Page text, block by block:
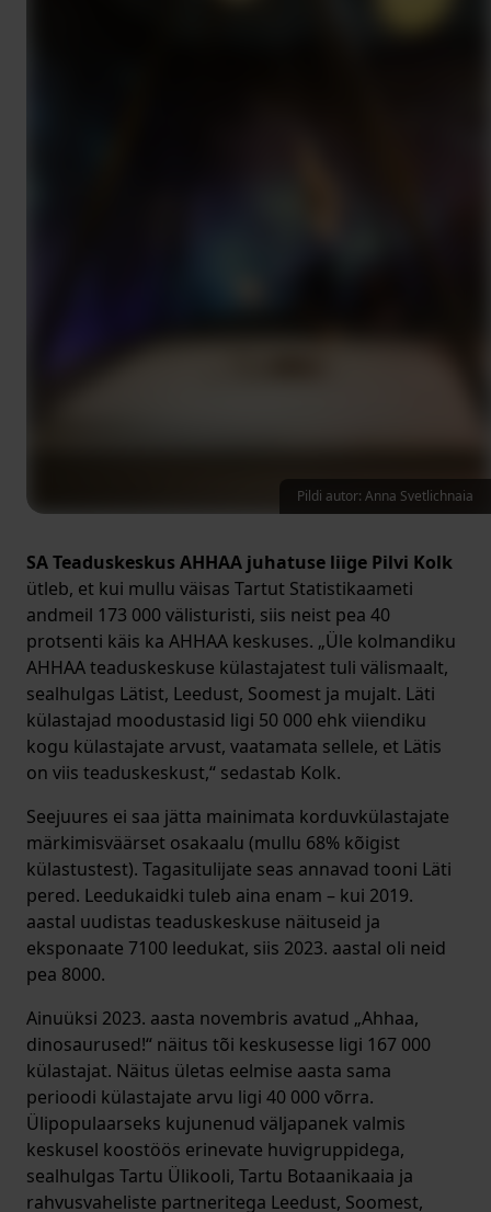
SA Teaduskeskus AHHAA juhatuse liige Pilvi Kolk
ütleb, et kui mullu väisas Tartut Statistikaameti
andmeil 173 000 välisturisti, siis neist pea 40
protsenti käis ka AHHAA keskuses. „Üle kolmandiku
AHHAA teaduskeskuse külastajatest tuli välismaalt,
sealhulgas Lätist, Leedust, Soomest ja mujalt. Läti
külastajad moodustasid ligi 50 000 ehk viiendiku
kogu külastajate arvust, vaatamata sellele, et Lätis
on viis teaduskeskust,“ sedastab Kolk.
Seejuures ei saa jätta mainimata korduvkülastajate
märkimisväärset osakaalu (mullu 68% kõigist
külastustest). Tagasitulijate seas annavad tooni Läti
pered. Leedukaidki tuleb aina enam – kui 2019.
aastal uudistas teaduskeskuse näituseid ja
eksponaate 7100 leedukat, siis 2023. aastal oli neid
pea 8000.
Ainuüksi 2023. aasta novembris avatud „Ahhaa,
dinosaurused!“ näitus tõi keskusesse ligi 167 000
külastajat. Näitus ületas eelmise aasta sama
perioodi külastajate arvu ligi 40 000 võrra.
Ülipopulaarseks kujunenud väljapanek valmis
keskusel koostöös erinevate huvigruppidega,
sealhulgas Tartu Ülikooli, Tartu Botaanikaaia ja
rahvusvaheliste partneritega Leedust, Soomest,
Pildi autor: Anna Svetlichnaia